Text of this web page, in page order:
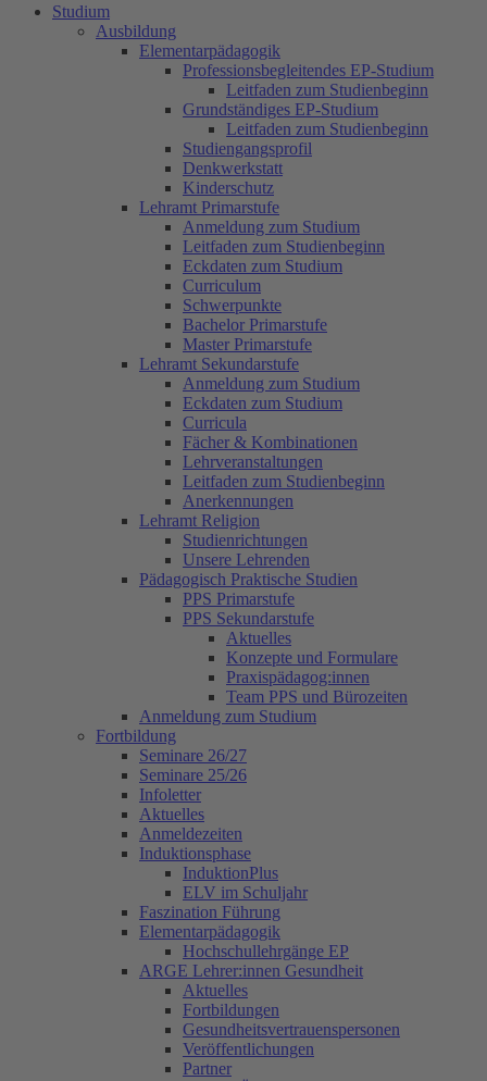
Studium
Ausbildung
Elementarpädagogik
Professionsbegleitendes EP-Studium
Leitfaden zum Studienbeginn
Grundständiges EP-Studium
Leitfaden zum Studienbeginn
Studiengangsprofil
Denkwerkstatt
Kinderschutz
Lehramt Primarstufe
Anmeldung zum Studium
Leitfaden zum Studienbeginn
Eckdaten zum Studium
Curriculum
Schwerpunkte
Bachelor Primarstufe
Master Primarstufe
Lehramt Sekundarstufe
Anmeldung zum Studium
Eckdaten zum Studium
Curricula
Fächer & Kombinationen
Lehrveranstaltungen
Leitfaden zum Studienbeginn
Anerkennungen
Lehramt Religion
Studienrichtungen
Unsere Lehrenden
Pädagogisch Praktische Studien
PPS Primarstufe
PPS Sekundarstufe
Aktuelles
Konzepte und Formulare
Praxispädagog:innen
Team PPS und Bürozeiten
Anmeldung zum Studium
Fortbildung
Seminare 26/27
Seminare 25/26
Infoletter
Aktuelles
Anmeldezeiten
Induktionsphase
InduktionPlus
ELV im Schuljahr
Faszination Führung
Elementarpädagogik
Hochschullehrgänge EP
ARGE Lehrer:innen Gesundheit
Aktuelles
Fortbildungen
Gesundheitsvertrauenspersonen
Veröffentlichungen
Partner